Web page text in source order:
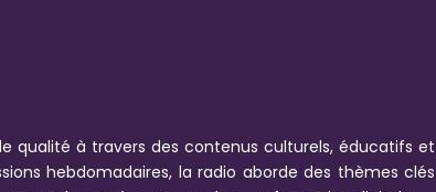
qualité à travers des contenus culturels, éducatifs et
hebdomadaires, la radio aborde des thèmes clés